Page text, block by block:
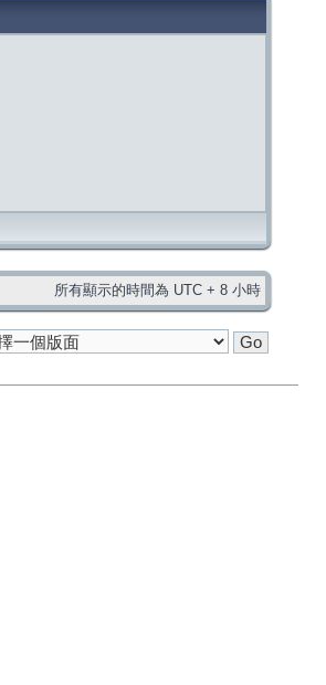
所有顯示的時間為 UTC + 8 小時